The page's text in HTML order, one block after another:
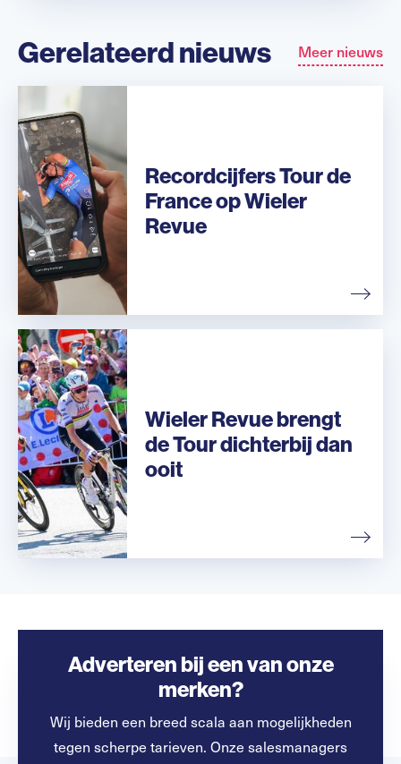
Gerelateerd nieuws Meer nieuws
Recordcijfers Tour de
France op Wieler
Revue
Wieler Revue brengt
de Tour dichterbij dan
ooit
Adverteren bij een van onze
merken?
Wij bieden een breed scala aan mogelijkheden
tegen scherpe tarieven. Onze salesmanagers